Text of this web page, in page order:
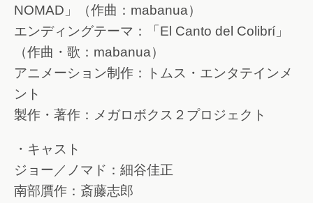
NOMAD」（作曲：mabanua）
エンディングテーマ：「El Canto del Colibrí」
（作曲・歌：mabanua）
アニメーション制作：トムス・エンタテインメ
ント
製作・著作：メガロボクス２プロジェクト
・キャスト
ジョー／ノマド：細谷佳正
南部贋作：斎藤志郎